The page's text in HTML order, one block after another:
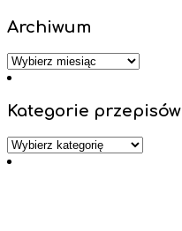
Archiwum
Archiwum
Kategorie przepisów
Kategorie
przepisów